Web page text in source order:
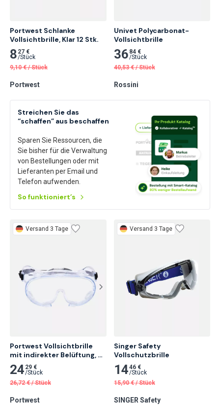
Streichen Sie das
“schaffen” aus beschaffen
Sparen Sie Ressourcen, die
Sie bisher für die Verwaltung
von Bestellungen oder mit
Lieferanten per Email und
Telefon aufwenden.
So funktioniert’s
Portwest Schlanke
Vollsichtbrille, Klar 12 Stk.
8 27 €
/Stück
9,10 € /Stück
Portwest
Univet Polycarbonat-
Vollsichtbrille
36 84 €
/Stück
40,53 € /Stück
Rossini
Versand 3 Tage
Portwest Vollsichtbrille
mit indirekter Belüftung,
Klar
24 29 €
/Stück
26,72 € /Stück
Portwest
Versand 3 Tage
Singer Safety
Vollschutzbrille
1446 €
/Stück
15,90 € /Stück
SINGER Safety